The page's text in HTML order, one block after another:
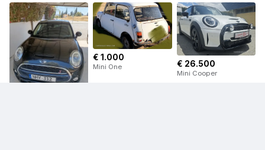
€ 1.000
Mini One € 26.500
Mini Cooper